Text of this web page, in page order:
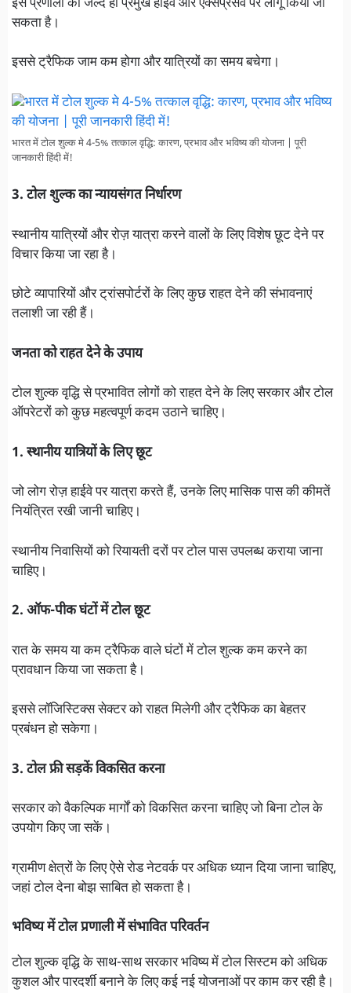
इस प्रणाली को जल्द ही प्रमुख हाईवे और एक्सप्रेसवे पर लागू किया जा
सकता है।
इससे ट्रैफिक जाम कम होगा और यात्रियों का समय बचेगा।
भारत में टोल शुल्क मे 4-5% तत्काल वृद्धि: कारण, प्रभाव और भविष्य की योजना | पूरी
जानकारी हिंदी में!
3. टोल शुल्क का न्यायसंगत निर्धारण
स्थानीय यात्रियों और रोज़ यात्रा करने वालों के लिए विशेष छूट देने पर
विचार किया जा रहा है।
छोटे व्यापारियों और ट्रांसपोर्टरों के लिए कुछ राहत देने की संभावनाएं
तलाशी जा रही हैं।
जनता को राहत देने के उपाय
टोल शुल्क वृद्धि से प्रभावित लोगों को राहत देने के लिए सरकार और टोल
ऑपरेटरों को कुछ महत्वपूर्ण कदम उठाने चाहिए।
1. स्थानीय यात्रियों के लिए छूट
जो लोग रोज़ हाईवे पर यात्रा करते हैं, उनके लिए मासिक पास की कीमतें
नियंत्रित रखी जानी चाहिए।
स्थानीय निवासियों को रियायती दरों पर टोल पास उपलब्ध कराया जाना
चाहिए।
2. ऑफ-पीक घंटों में टोल छूट
रात के समय या कम ट्रैफिक वाले घंटों में टोल शुल्क कम करने का
प्रावधान किया जा सकता है।
इससे लॉजिस्टिक्स सेक्टर को राहत मिलेगी और ट्रैफिक का बेहतर
प्रबंधन हो सकेगा।
3. टोल फ्री सड़कें विकसित करना
सरकार को वैकल्पिक मार्गों को विकसित करना चाहिए जो बिना टोल के
उपयोग किए जा सकें।
ग्रामीण क्षेत्रों के लिए ऐसे रोड नेटवर्क पर अधिक ध्यान दिया जाना चाहिए,
जहां टोल देना बोझ साबित हो सकता है।
भविष्य में टोल प्रणाली में संभावित परिवर्तन
टोल शुल्क वृद्धि के साथ-साथ सरकार भविष्य में टोल सिस्टम को अधिक
कुशल और पारदर्शी बनाने के लिए कई नई योजनाओं पर काम कर रही है।